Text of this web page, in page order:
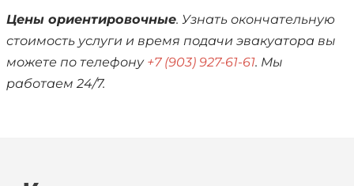
Цены ориентировочные. Узнать окончательную
стоимость услуги и время подачи эвакуатора вы
можете по телефону +7 (903) 927-61-61. Мы
работаем 24/7.